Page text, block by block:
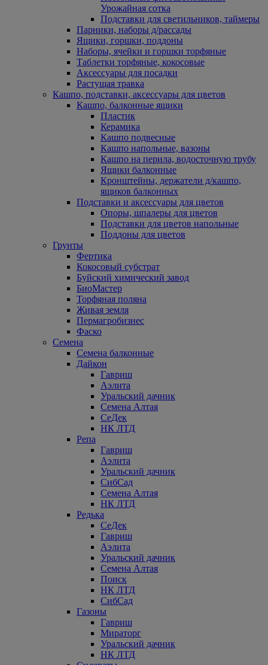
Урожайная сотка
Подставки для светильников, таймеры
Парники, наборы д/рассады
Ящики, горшки, поддоны
Наборы, ячейки и горшки торфяные
Таблетки торфяные, кокосовые
Аксессуары для посадки
Растущая травка
Кашпо, подставки, аксессуары для цветов
Кашпо, балконные ящики
Пластик
Керамика
Кашпо подвесные
Кашпо напольные, вазоны
Кашпо на перила, водосточную трубу
Ящики балконные
Кронштейны, держатели д/кашпо,
ящиков балконных
Подставки и аксессуары для цветов
Опоры, шпалеры для цветов
Подставки для цветов напольные
Поддоны для цветов
Грунты
Фертика
Кокосовый субстрат
Буйский химический завод
БиоМастер
Торфяная поляна
Живая земля
Пермагробизнес
Фаско
Семена
Семена балконные
Дайкон
Гавриш
Аэлита
Уральский дачник
Семена Алтая
СеДек
НК ЛТД
Репа
Гавриш
Аэлита
Уральский дачник
СибСад
Семена Алтая
НК ЛТД
Редька
СеДек
Гавриш
Аэлита
Уральский дачник
Семена Алтая
Поиск
НК ЛТД
СибСад
Газоны
Гавриш
Мираторг
Уральский дачник
НК ЛТД